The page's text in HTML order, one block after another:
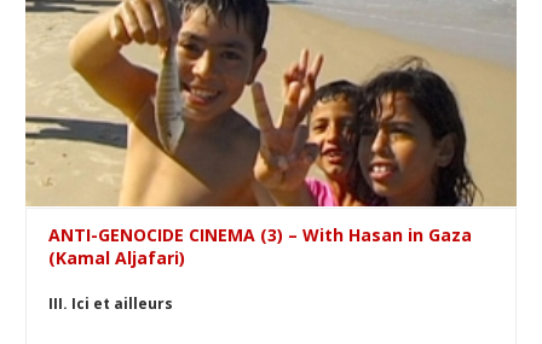
ANTI-GENOCIDE CINEMA (3) – With Hasan in Gaza
(Kamal Aljafari)
III. Ici et ailleurs